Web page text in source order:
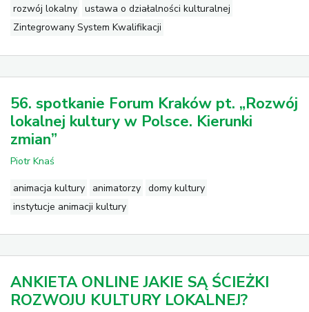
rozwój lokalny
ustawa o działalności kulturalnej
Zintegrowany System Kwalifikacji
56. spotkanie Forum Kraków pt. „Rozwój
lokalnej kultury w Polsce. Kierunki
zmian”
Piotr Knaś
animacja kultury animatorzy
domy kultury
instytucje animacji kultury
ANKIETA ONLINE JAKIE SĄ ŚCIEŻKI
ROZWOJU KULTURY LOKALNEJ?